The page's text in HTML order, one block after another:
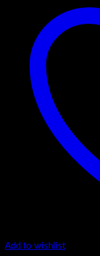
Add to wishlist